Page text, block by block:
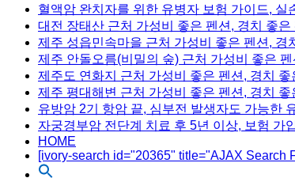
혈액암 완치자를 위한 유병자 보험 가이드, 실
대전 장태산 근처 가성비 좋은 펜션, 경치 좋은
제주 성읍민속마을 근처 가성비 좋은 펜션, 경
제주 안돌오름(비밀의 숲) 근처 가성비 좋은
제주도 연화지 근처 가성비 좋은 펜션, 경치 좋
제주 평대해변 근처 가성비 좋은 펜션, 경치 좋
유방암 2기 항암 끝, 심부전 발생자도 가능한
자궁경부암 전단계 치료 후 5년 이상, 보험 가
HOME
[ivory-search id="20365" title="AJAX Search